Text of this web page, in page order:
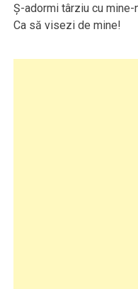
Ş-adormi târziu cu mine-
Ca să visezi de mine!